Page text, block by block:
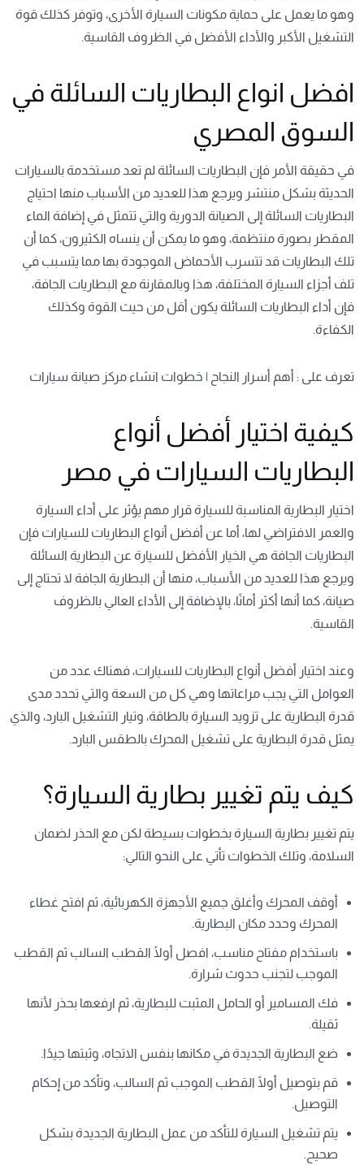
وهو ما يعمل على حماية مكونات السيارة الأخرى، وتوفر كذلك قوة
التشغيل الأكبر والأداء الأفضل في الظروف القاسية.
افضل انواع البطاريات السائلة في
السوق المصري
في حقيقة الأمر فإن البطاريات السائلة لم تعد مستخدمة بالسيارات
الحديثة بشكل منتشر ويرجع هذا للعديد من الأسباب منها احتياج
البطاريات السائلة إلى الصيانة الدورية والتي تتمثل في إضافة الماء
المقطر بصورة منتظمة، وهو ما يمكن أن ينساه الكثيرون، كما أن
تلك البطاريات قد تتسرب الأحماض الموجودة بها مما يتسبب في
تلف أجزاء السيارة المختلفة، هذا وبالمقارنة مع البطاريات الجافة،
فإن أداء البطاريات السائلة يكون أقل من حيث القوة وكذلك
الكفاءة.
تعرف على : أهم أسرار النجاح | خطوات انشاء مركز صيانة سيارات
كيفية اختيار أفضل أنواع
البطاريات السيارات في مصر
اختيار البطارية المناسبة للسيارة قرار مهم يؤثر على أداء السيارة
والعمر الافتراضي لها، أما عن أفضل أنواع البطاريات للسيارات فإن
البطاريات الجافة هي الخيار الأفضل للسيارة عن البطارية السائلة
ويرجع هذا للعديد من الأسباب، منها أن البطارية الجافة لا تحتاج إلى
صيانة، كما أنها أكثر أمانًا، بالإضافة إلى الأداء العالي بالظروف
القاسية.
وعند اختيار أفضل أنواع البطاريات للسيارات، فهناك عدد من
العوامل التي يجب مراعاتها وهي كل من السعة والتي تحدد مدى
قدرة البطارية على تزويد السيارة بالطاقة، وتيار التشغيل البارد، والذي
يمثل قدرة البطارية على تشغيل المحرك بالطقس البارد.
كيف يتم تغيير بطارية السيارة؟
يتم تغيير بطارية السيارة بخطوات بسيطة لكن مع الحذر لضمان
السلامة، وتلك الخطوات تأتي على النحو التالي:
أوقف المحرك وأغلق جميع الأجهزة الكهربائية، ثم افتح غطاء
المحرك وحدد مكان البطارية.
باستخدام مفتاح مناسب، افصل أولًا القطب السالب ثم القطب
الموجب لتجنب حدوث شرارة.
فك المسامير أو الحامل المثبت للبطارية، ثم ارفعها بحذر لأنها
ثقيلة.
ضع البطارية الجديدة في مكانها بنفس الاتجاه، وثبتها جيدًا.
قم بتوصيل أولًا القطب الموجب ثم السالب، وتأكد من إحكام
التوصيل.
يتم تشغيل السيارة للتأكد من عمل البطارية الجديدة بشكل
صحيح.